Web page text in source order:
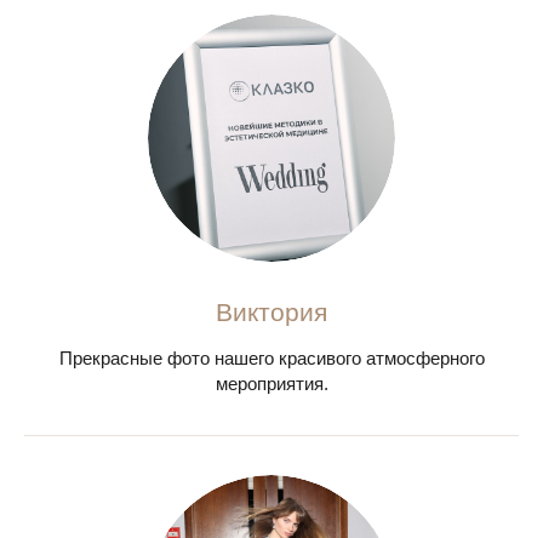
Виктория
Прекрасные фото нашего красивого атмосферного
мероприятия.